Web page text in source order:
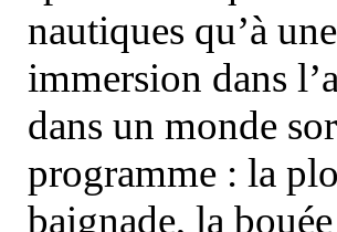
nautiques qu’à
immersion dans
dans un monde
programme : la
baignade, la